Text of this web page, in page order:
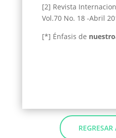
[2] Revista
Vol.70 No. 18 -Abril
[*] Énfasis de